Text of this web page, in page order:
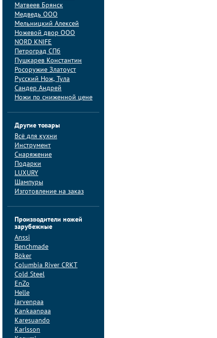
Матвеев Брянск
Медведь ООО
Мельницкий Алексей
Ножевой двор ООО
NORD KNIFE
Петроград СПб
Пушкарев Константин
Росоружие Златоуст
Русский Нож, Тула
Сандер Андрей
Ножи по сниженной цене
Другие товары
Всё для кухни
Инструмент
Снаряжение
Подарки
LUXURY
Шампуры
Изготовление на заказ
Производители ножей
зарубежные
Anssi
Benchmade
Böker
Columbia River CRKT
Cold Steel
EnZo
Helle
Jarvenpaa
Kankaanpaa
Karesuando
Karlsson